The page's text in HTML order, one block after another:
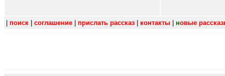
поиск соглашение прислать рассказ контакты новые